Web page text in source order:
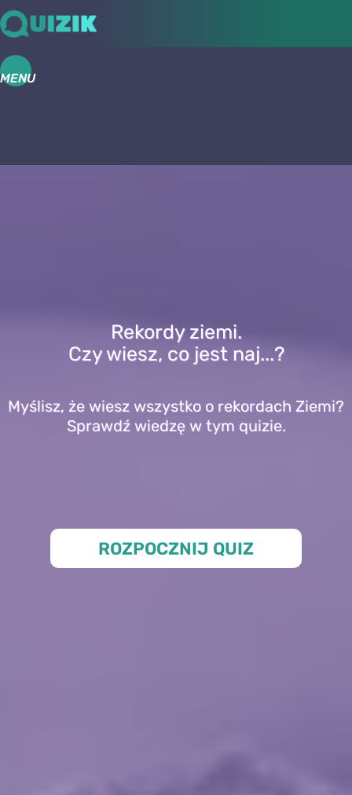
MENU
Rekordy ziemi.
Czy wiesz, co jest naj...?
Myślisz, że wiesz wszystko o rekordach Ziemi?
Sprawdź wiedzę w tym quizie.
ROZPOCZNIJ QUIZ